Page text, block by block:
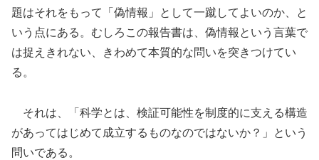
題はそれをもって「偽情報」として一蹴してよいのか、と
いう点にある。むしろこの報告書は、偽情報という言葉で
は捉えきれない、きわめて本質的な問いを突きつけてい
る。
それは、「科学とは、検証可能性を制度的に支える構造
があってはじめて成立するものなのではないか？」という
問いである。